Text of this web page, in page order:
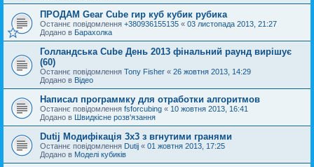
ПРОДАМ Gear Cube гир куб кубик рубика
Останнє повідомлення +380936155135 « 03 листопада 2013, 21:27
Додано в Барахолка
Голландська Cube День 2013 фінальний раунд вирішує
(60)
Останнє повідомлення Tony Fisher « 26 жовтня 2013, 14:29
Додано в Відео
Написал программку для отработки алгоритмов
Останнє повідомлення fsforcubing « 10 жовтня 2013, 16:41
Додано в Швидкісне розв'язання
Dutij Модифікація 3х3 з вгнутими гранями
Останнє повідомлення Dutij « 01 жовтня 2013, 17:25
Додано в Моделі кубиків